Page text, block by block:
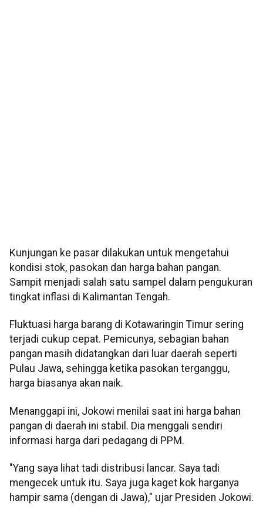
Kunjungan ke pasar dilakukan untuk mengetahui
kondisi stok, pasokan dan harga bahan pangan.
Sampit menjadi salah satu sampel dalam pengukuran
tingkat inflasi di Kalimantan Tengah.
Fluktuasi harga barang di Kotawaringin Timur sering
terjadi cukup cepat. Pemicunya, sebagian bahan
pangan masih didatangkan dari luar daerah seperti
Pulau Jawa, sehingga ketika pasokan terganggu,
harga biasanya akan naik.
Menanggapi ini, Jokowi menilai saat ini harga bahan
pangan di daerah ini stabil. Dia menggali sendiri
informasi harga dari pedagang di PPM.
"Yang saya lihat tadi distribusi lancar. Saya tadi
mengecek untuk itu. Saya juga kaget kok harganya
hampir sama (dengan di Jawa)," ujar Presiden Jokowi.